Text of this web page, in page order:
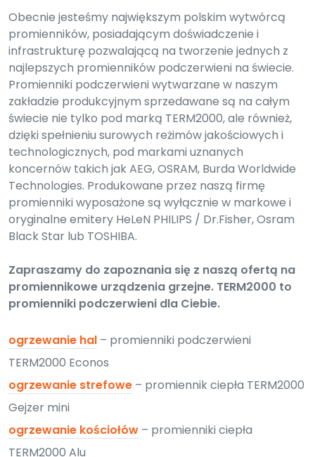
Obecnie jesteśmy największym polskim wytwórcą
promienników, posiadającym doświadczenie i
infrastrukturę pozwalającą na tworzenie jednych z
najlepszych promienników podczerwieni na świecie.
Promienniki podczerwieni wytwarzane w naszym
zakładzie produkcyjnym sprzedawane są na całym
świecie nie tylko pod marką TERM2000, ale również,
dzięki spełnieniu surowych reżimów jakościowych i
technologicznych, pod markami uznanych
koncernów takich jak AEG, OSRAM, Burda Worldwide
Technologies. Produkowane przez naszą firmę
promienniki wyposażone są wyłącznie w markowe i
oryginalne emitery HeLeN PHILIPS / Dr.Fisher, Osram
Black Star lub TOSHIBA.
Zapraszamy do zapoznania się z naszą ofertą na
promiennikowe urządzenia grzejne. TERM2000 to
promienniki podczerwieni dla Ciebie.
ogrzewanie hal – promienniki podczerwieni
TERM2000 Econos
ogrzewanie strefowe – promiennik ciepła TERM2000
Gejzer mini
ogrzewanie kościołów – promienniki ciepła
TERM2000 Alu